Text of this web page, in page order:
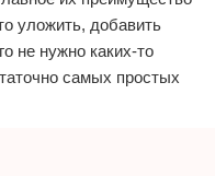
уложить, добавить
не нужно каких-то
самых простых